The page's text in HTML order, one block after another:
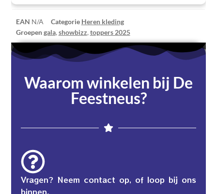
EAN N/A Categorie Heren kleding
Groepengala, showbizz, toppers 2025
Waarom winkelen bij De
Feestneus?
Vragen? Neem contact op, of loop bij ons